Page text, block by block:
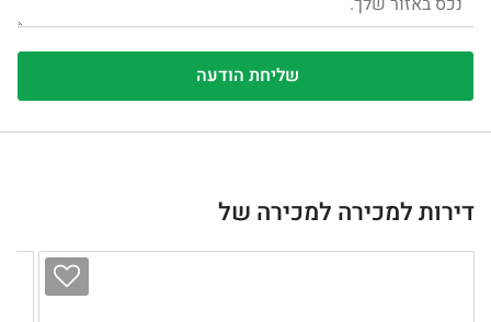
דירות למכירה למכירה של